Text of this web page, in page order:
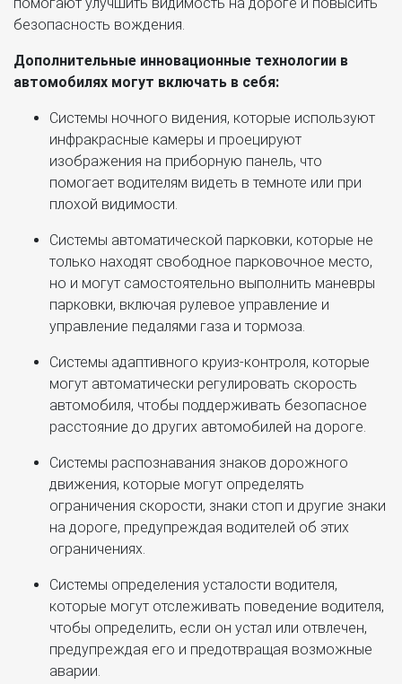
безопасность вождения.
Дополнительные инновационные технологии в
автомобилях могут включать в себя:
Системы ночного видения, которые используют
инфракрасные камеры и проецируют
изображения на приборную панель, что
помогает водителям видеть в темноте или при
плохой видимости.
Системы автоматической парковки, которые не
только находят свободное парковочное место,
но и могут самостоятельно выполнить маневры
парковки, включая рулевое управление и
управление педалями газа и тормоза.
Системы адаптивного круиз-контроля, которые
могут автоматически регулировать скорость
автомобиля, чтобы поддерживать безопасное
расстояние до других автомобилей на дороге.
Системы распознавания знаков дорожного
движения, которые могут определять
ограничения скорости, знаки стоп и другие знаки
на дороге, предупреждая водителей об этих
ограничениях.
Системы определения усталости водителя,
которые могут отслеживать поведение водителя,
чтобы определить, если он устал или отвлечен,
предупреждая его и предотвращая возможные
аварии.